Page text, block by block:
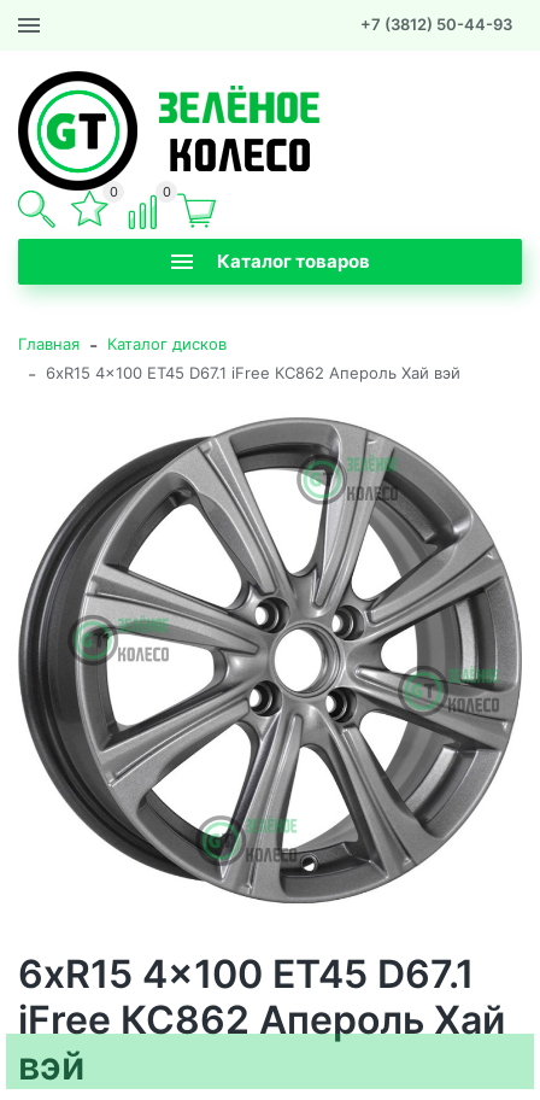
+7 (3812) 50-44-93
Каталог товаров
0 0
Главная - Каталог дисков
- 6xR15 4x100 ET45 D67.1 iFree КС862 Апероль Хай вэй
6xR15 4x100 ET45 D67.1
iFree КС862 Апероль Хай
вэй